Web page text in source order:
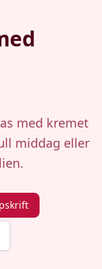
med kremet
middag eller